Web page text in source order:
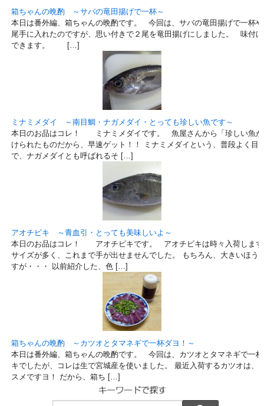
箱ちゃんの晩酌 ～サバの竜田揚げで一杯～
本日は番外編、箱ちゃんの晩酌です。 今回は、サバの竜田揚げで一杯
尾手に入れたのですが、思い付きで２尾を竜田揚げにしました。 味付
できます。 […]
ミナミメダイ ～南目鯛・ナガメダイ・とっても珍しい魚です～
本日のお品はコレ！ ミナミメダイです。 魚屋さんから「珍しい魚が
けられたものだから、早速ゲット！！ ミナミメダイという、普段よく目
で、ナガメダイとも呼ばれるそ […]
アオチビキ ～青血引・とっても美味しいよ～
本日のお品はコレ！ アオチビキです。 アオチビキは時々入荷します
サイズが多く、これまで手が出せませんでした。 もちろん、大きいほう
すが・・・ 以前紹介した、色 […]
箱ちゃんの晩酌 ～カツオとタマネギで一杯ダヨ！～
本日は番外編、箱ちゃんの晩酌です。 今回は、カツオとタマネギで一
キでしたが、コレは生で宮城産を使いました。 最近入荷するカツオは、
スメですヨ！ だから、箱ち […]